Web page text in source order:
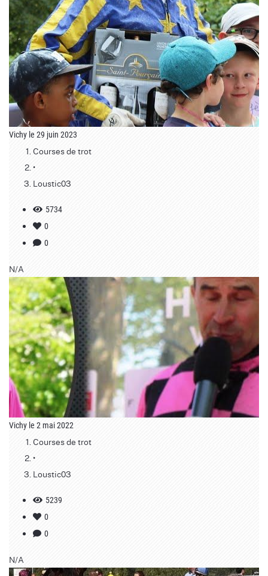
Vichy le 29 juin 2023
Courses de trot
•
Loustic03
5734
0
0
N/A
Vichy le 2 mai 2022
Courses de trot
•
Loustic03
5239
0
0
N/A